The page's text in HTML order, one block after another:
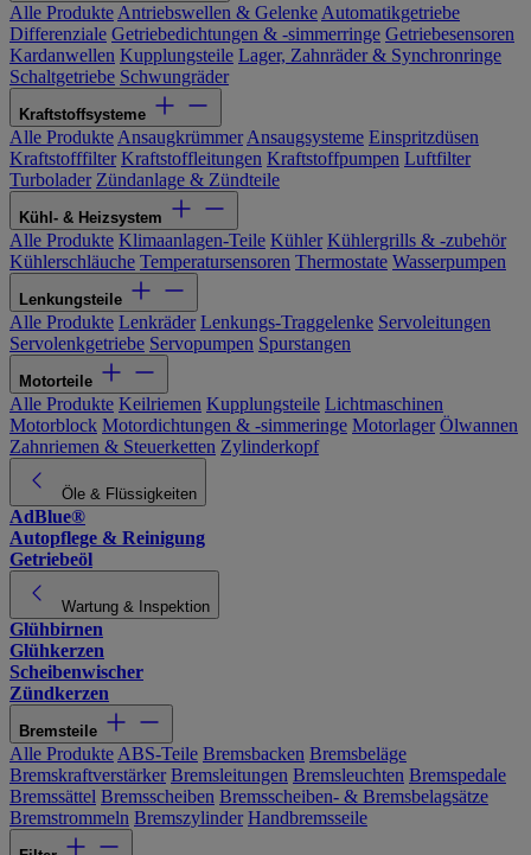
Alle Produkte Antriebswellen & Gelenke Automatikgetriebe
Differenziale Getriebedichtungen & -simmerringe Getriebesensoren
Kardanwellen Kupplungsteile Lager, Zahnräder & Synchronringe
Schaltgetriebe Schwungräder
Kraftstoffsysteme
Alle Produkte Ansaugkrümmer Ansaugsysteme Einspritzdüsen
Kraftstofffilter Kraftstoffleitungen Kraftstoffpumpen Luftfilter
Turbolader Zündanlage & Zündteile
Kühl- & Heizsystem
Alle Produkte Klimaanlagen-Teile Kühler Kühlergrills & -zubehör
Kühlerschläuche Temperatursensoren Thermostate Wasserpumpen
Lenkungsteile
Alle Produkte Lenkräder Lenkungs-Traggelenke Servoleitungen
Servolenkgetriebe Servopumpen Spurstangen
Motorteile
Alle Produkte Keilriemen Kupplungsteile Lichtmaschinen
Motorblock Motordichtungen & -simmeringe Motorlager Ölwannen
Zahnriemen & Steuerketten Zylinderkopf
Öle & Flüssigkeiten
AdBlue®
Autopflege & Reinigung
Getriebeöl
Wartung & Inspektion
Glühbirnen
Glühkerzen
Scheibenwischer
Zündkerzen
Bremsteile
Alle Produkte ABS-Teile Bremsbacken Bremsbeläge
Bremskraftverstärker Bremsleitungen Bremsleuchten Bremspedale
Bremssättel Bremsscheiben Bremsscheiben- & Bremsbelagsätze
Bremstrommeln Bremszylinder Handbremsseile